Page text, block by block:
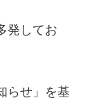
発してお
らせ」を基